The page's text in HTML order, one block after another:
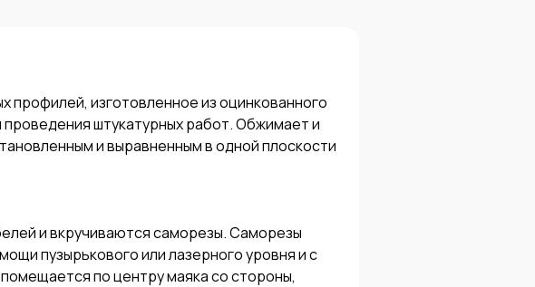
профилей, изготовленное из оцинкованного
штукатурных работ. Обжимает и
и выравненным в одной плоскости
и вкручиваются саморезы. Саморезы
пузырькового или лазерного уровня и с
по центру маяка со стороны,